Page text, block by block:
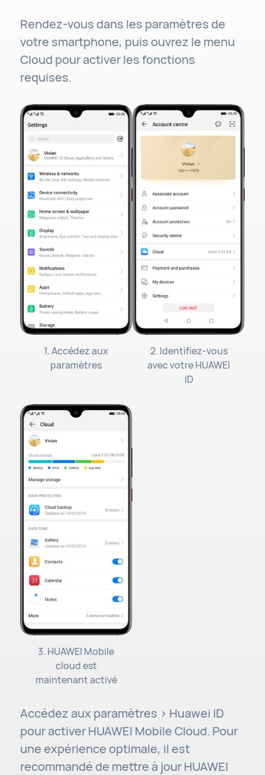
Rendez-vous dans les paramètres de
votre smartphone, puis ouvrez le menu
Cloud pour activer les fonctions
requises.
1. Accédez aux
paramètres
2. Identifiez-vous
avec votre HUAWEI
ID
3. HUAWEI Mobile
cloud est
maintenant activé
Accédez aux paramètres > Huawei ID
pour activer HUAWEI Mobile Cloud. Pour
une expérience optimale, il est
recommandé de mettre à jour HUAWEI